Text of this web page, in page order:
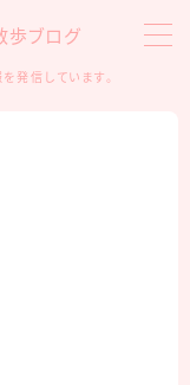
歩ブログ
発信しています。